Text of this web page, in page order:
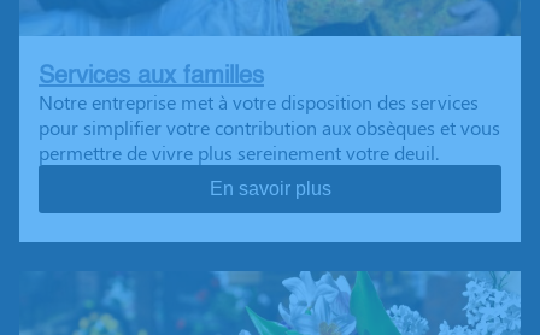
Services aux familles
Notre entreprise met à votre disposition des services
pour simplifier votre contribution aux obsèques et vous
permettre de vivre plus sereinement votre deuil.
En savoir plus